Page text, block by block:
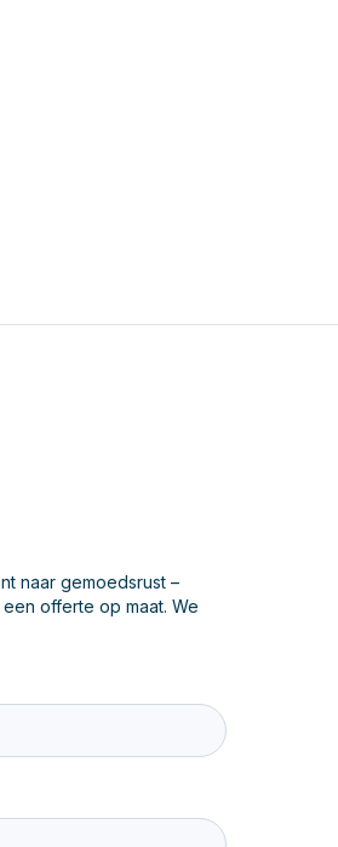
naar gemoedsrust –
offerte op maat. We